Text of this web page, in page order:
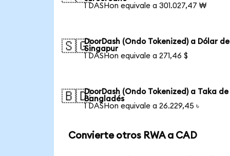
1 DASHon equivale a 301.027,47 ₩
🇸🇬DoorDash (Ondo Tokenized) a Dólar de
Singapur
1 DASHon equivale a 271,46 $
🇧🇩DoorDash (Ondo Tokenized) a Taka de
Bangladés
1 DASHon equivale a 26.229,45 ৳
Convierte otros RWA a CAD